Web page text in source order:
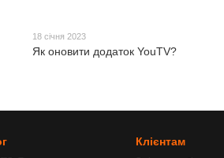
18 січня 2023
Як оновити додаток YouTV?
Клієнтам